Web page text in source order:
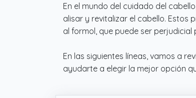
En el mundo del cuidado del
alisar y revitalizar el cabello. Estos
al formol, que puede ser perjudicial
En las siguientes líneas, vamos a
ayudarte a elegir la mejor opción